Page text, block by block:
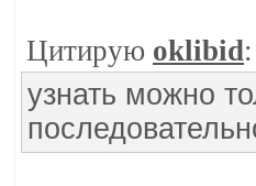
Цитирую oklibid:
узнать можно